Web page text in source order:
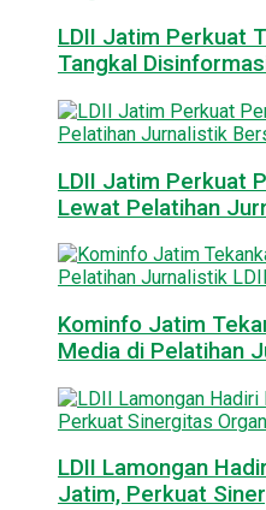
LDII Jatim Perkuat
Tangkal
LDII Jatim Perkuat
Lewat Pelatihan
Kominfo Jatim
Media di Pelatihan
LDII Lamongan
Jatim, Perkuat